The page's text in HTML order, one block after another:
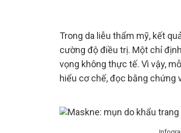
Trong da liễu thẩm mỹ, kết
cường độ điều trị. Một chỉ
vọng không thực tế. Vì vậy,
hiểu cơ chế, đọc bằng chứng